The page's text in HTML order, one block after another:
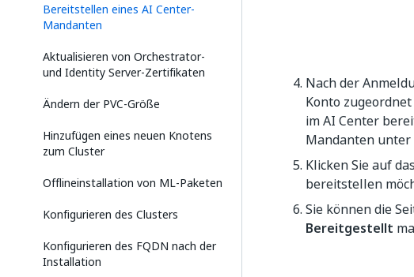
Bereitstellen eines AI Center-
Mandanten
Aktualisieren von Orchestrator-
und Identity Server-Zertifikaten
Ändern der PVC-Größe
Hinzufügen eines neuen Knotens
zum Cluster
Offlineinstallation von ML-Paketen
Konfigurieren des Clusters
Konfigurieren des FQDN nach der
Installation
Nach der
Konto
im AI Center
Mandanten unter
Klicken Sie auf das
bereitstellen
Sie können die
Bereitgestellt